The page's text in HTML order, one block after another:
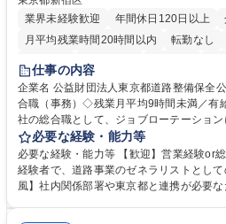
業界未経験歓迎
年間休日120日以上
月平均残業時間20時間以内
転勤なし
研修あり
退職金あり
駅近5分以内
資格取得手当あり 食事
仕事の内容
企業名 公益財団法人東京都道路整備保全公社 求人名 【都庁グルー
合職（事務）◇残業月平均9時間未満／有給年平均
社の総合職として、ジョブローテーショ
等のフロント部門の部署等幅広い部署での
制度やキャリア支援が充実しております！ ※下記業
管理部門：広報、人事、経理など当公社
門：駐車場の新規開拓、管理運営、新宿
必要な経験・能力等
必要な経験・能力等 【歓迎】営業経験or
経験者で、道路事業のゼネラリストとし
風】社内関係部署や東京都と連携が必要